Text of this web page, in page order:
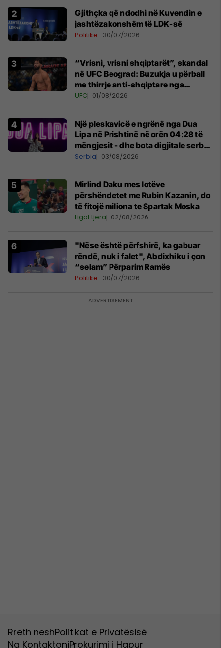
Gjithçka që ndodhi në Kuvendin e
jashtëzakonshëm të LDK-së
Politikë 30/07/2026
“Vrisni, vrisni shqiptarët”, skandal
në UFC Beograd: Buzukja u përball
me thirrje anti-shqiptare nga
tribunat
UFC 01/08/2026
Një pleskavicë e ngrënë nga Dua
Lipa në Prishtinë në orën 04:28 të
mëngjesit - dhe bota digjitale serbe
shpall gjendjen e luftës
Serbia 03/08/2026
Mirlind Daku mes lotëve
përshëndetet me Rubin Kazanin, do
të fitojë miliona te Spartak Moska
Ligat tjera 02/08/2026
"Nëse është përfshirë, ka gabuar
rëndë, nuk i falet", Abdixhiku i çon
“selam” Përparim Ramës
Politikë 30/07/2026
Rreth neshPolitikat e Privatësisë
Na KontaktoniProkurimi i Hapur